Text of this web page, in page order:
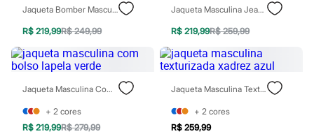
Chapéus
Calçados
Botas
Chinelos
Pantufas
Rasteirinhas
Sandálias
Diversão
Marcas
Jaqueta Bomber Masculina Com Bolsos Bege
R$ 219,99R$ 249,99
Jaqueta Masculina Jeans Listrada Azul
R$ 219,99R$ 259,99
Jaqueta Masculina Com Bolso Lapela Verde
+ 2 cores
R$ 219,99R$ 279,99
Jaqueta Masculina Texturizada Xadrez Azul
+ 2 cores
R$ 259,99